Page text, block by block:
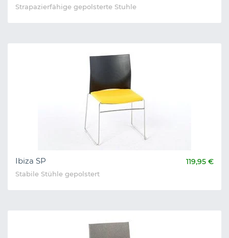
Strapazierfähige gepolsterte Stuhle
Ibiza SP 119,95 €
Stabile Stühle gepolstert